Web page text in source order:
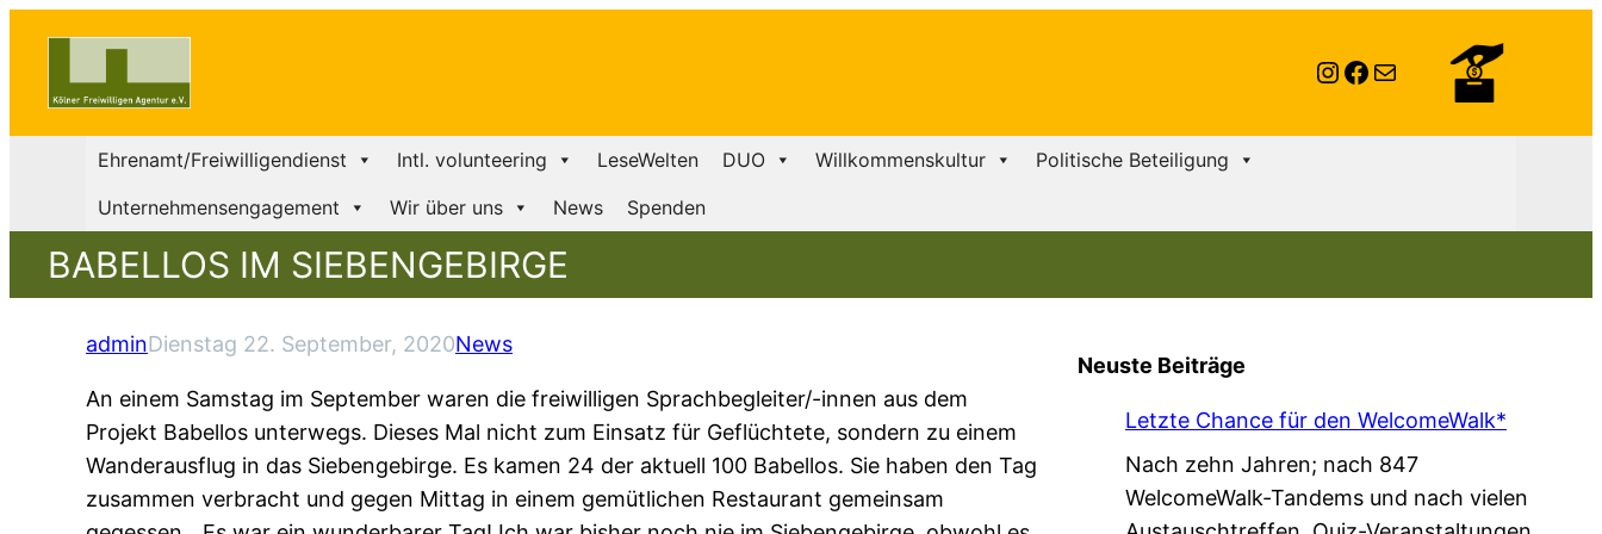
Instagram
Facebook
E-Mail
Ehrenamt/Freiwilligendienst Intl. volunteering LeseWelten DUO Willkommenskultur
Politische Beteiligung
Unternehmensengagement
Wir über uns News Spenden
BABELLOS IM SIEBENGEBIRGE
adminDienstag 22. September, 2020News
An einem Samstag im September waren die freiwilligen Sprachbegleiter/-innen aus dem
Projekt Babellos unterwegs. Dieses Mal nicht zum Einsatz für Geflüchtete, sondern zu einem
Wanderausflug in das Siebengebirge. Es kamen 24 der aktuell 100 Babellos. Sie haben den Tag
zusammen verbracht und gegen Mittag in einem gemütlichen Restaurant gemeinsam
Neuste Beiträge
Letzte Chance für den WelcomeWalk*
Nach zehn Jahren; nach 847
WelcomeWalk-Tandems und nach vielen